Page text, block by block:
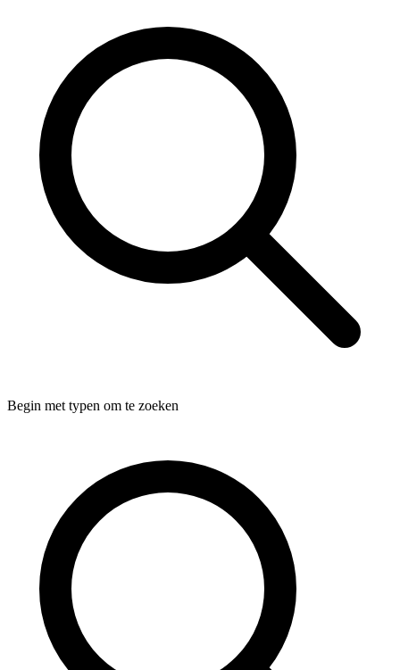
Begin met typen om te zoeken